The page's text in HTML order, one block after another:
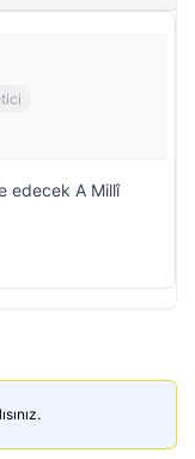
edecek A Millî